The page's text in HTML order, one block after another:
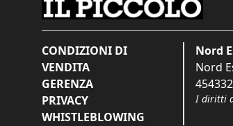
CONDIZIONI DI
VENDITA
GERENZA
PRIVACY
WHISTLEBLOWING
Nord
Nord
454332
I diritti